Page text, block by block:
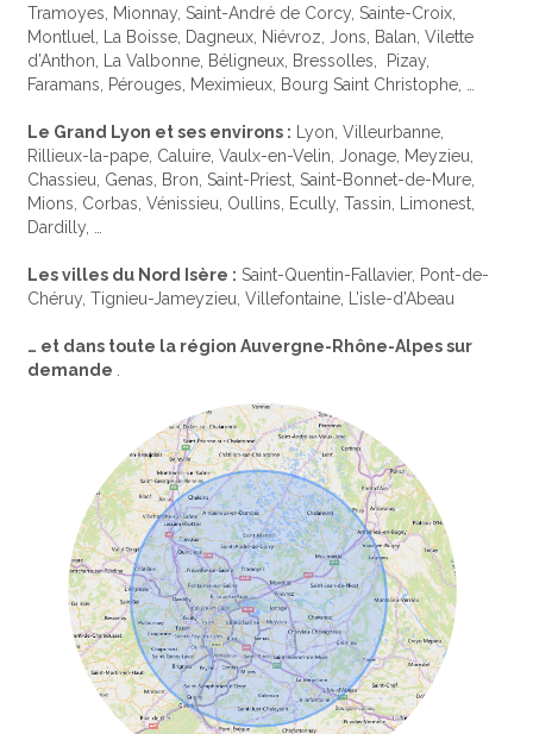
Tramoyes, Mionnay, Saint-André de Corcy, Sainte-Croix,
Montluel, La Boisse, Dagneux, Niévroz, Jons, Balan, Vilette
d’Anthon, La Valbonne, Béligneux, Bressolles, Pizay,
Faramans, Pérouges, Meximieux, Bourg Saint Christophe, …
Le Grand Lyon et ses environs : Lyon, Villeurbanne,
Rillieux-la-pape, Caluire, Vaulx-en-Velin, Jonage, Meyzieu,
Chassieu, Genas, Bron, Saint-Priest, Saint-Bonnet-de-Mure,
Mions, Corbas, Vénissieu, Oullins, Ecully, Tassin, Limonest,
Dardilly, …
Les villes du Nord Isère : Saint-Quentin-Fallavier, Pont-de-
Chéruy, Tignieu-Jameyzieu, Villefontaine, L’isle-d’Abeau
… et dans toute la région Auvergne-Rhône-Alpes sur
demande